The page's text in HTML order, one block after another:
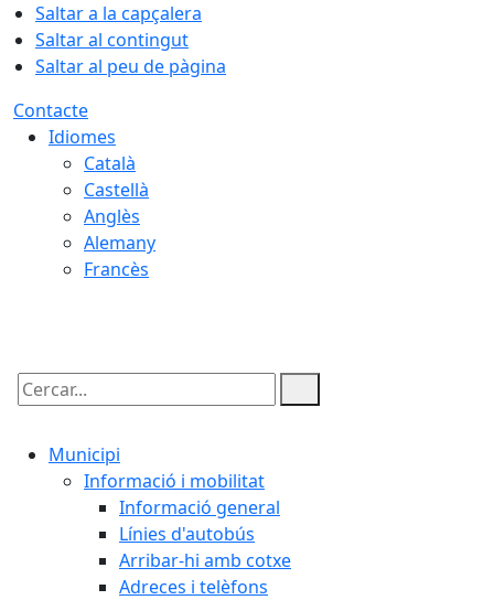
Saltar a la capçalera
Saltar al contingut
Saltar al peu de pàgina
Contacte
Idiomes
Català
Castellà
Anglès
Alemany
Francès
Cercar:
Municipi
Informació i mobilitat
Informació general
Línies d'autobús
Arribar-hi amb cotxe
Adreces i telèfons